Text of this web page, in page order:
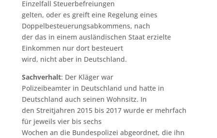
Einzelfall Steuerbefreiungen
gelten, oder es greift eine Regelung eines
Doppelbesteuerungsabkommens, nach
der das in einem ausländischen Staat erzielte
Einkommen nur dort besteuert
wird, nicht aber in Deutschland.
Sachverhalt: Der Kläger war
Polizeibeamter in Deutschland und hatte in
Deutschland auch seinen Wohnsitz. In
den Streitjahren 2015 bis 2017 wurde er mehrfach
für jeweils vier bis sechs
Wochen an die Bundespolizei abgeordnet, die ihn